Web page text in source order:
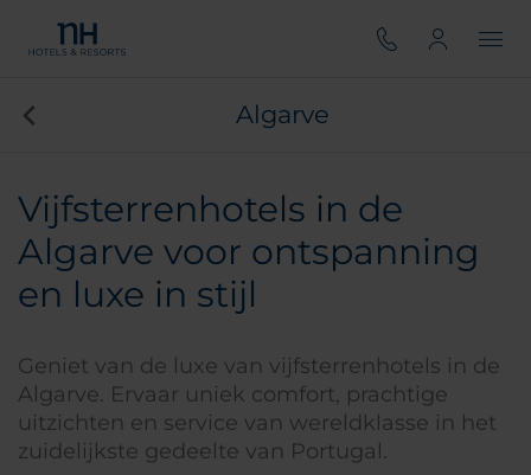
Algarve
Vijfsterrenhotels in de
Algarve voor ontspanning
en luxe in stijl
Geniet van de luxe van vijfsterrenhotels in de
Algarve. Ervaar uniek comfort, prachtige
uitzichten en service van wereldklasse in het
zuidelijkste gedeelte van Portugal.